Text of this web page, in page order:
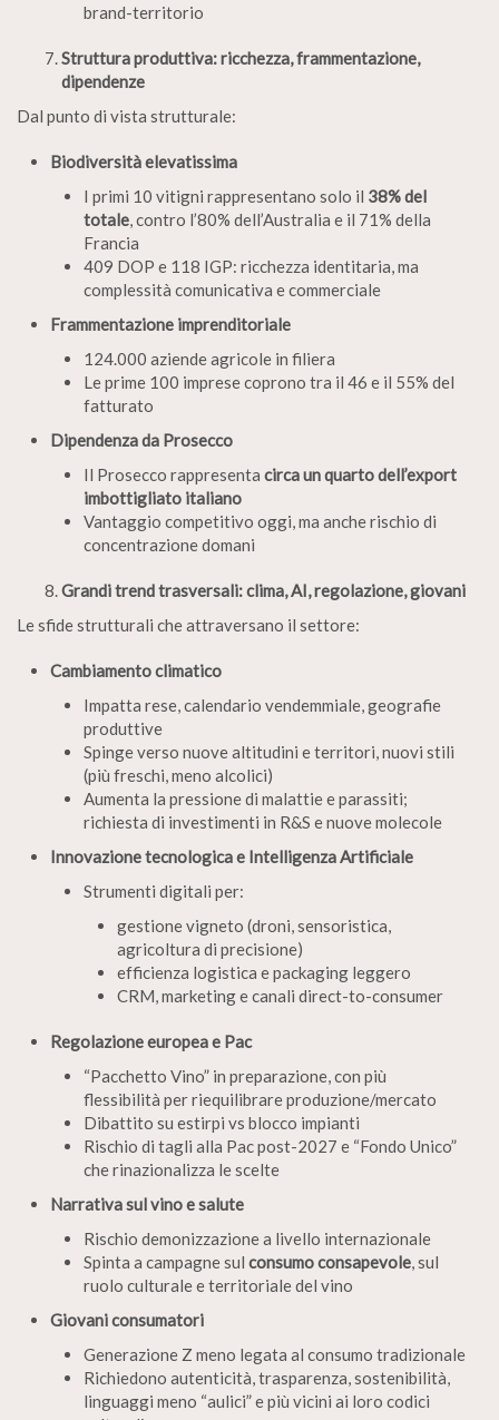
brand-territorio
Struttura produttiva: ricchezza, frammentazione,
dipendenze
Dal punto di vista strutturale:
Biodiversità elevatissima
I primi 10 vitigni rappresentano solo il 38% del
totale, contro l’80% dell’Australia e il 71% della
Francia
409 DOP e 118 IGP: ricchezza identitaria, ma
complessità comunicativa e commerciale
Frammentazione imprenditoriale
124.000 aziende agricole in filiera
Le prime 100 imprese coprono tra il 46 e il 55% del
fatturato
Dipendenza da Prosecco
Il Prosecco rappresenta circa un quarto dell’export
imbottigliato italiano
Vantaggio competitivo oggi, ma anche rischio di
concentrazione domani
Grandi trend trasversali: clima, AI, regolazione, giovani
Le sfide strutturali che attraversano il settore:
Cambiamento climatico
Impatta rese, calendario vendemmiale, geografie
produttive
Spinge verso nuove altitudini e territori, nuovi stili
(più freschi, meno alcolici)
Aumenta la pressione di malattie e parassiti;
richiesta di investimenti in R&S e nuove molecole
Innovazione tecnologica e Intelligenza Artificiale
Strumenti digitali per:
gestione vigneto (droni, sensoristica,
agricoltura di precisione)
efficienza logistica e packaging leggero
CRM, marketing e canali direct-to-consumer
Regolazione europea e Pac
“Pacchetto Vino” in preparazione, con più
flessibilità per riequilibrare produzione/mercato
Dibattito su estirpi vs blocco impianti
Rischio di tagli alla Pac post-2027 e “Fondo Unico”
che rinazionalizza le scelte
Narrativa sul vino e salute
Rischio demonizzazione a livello internazionale
Spinta a campagne sul consumo consapevole, sul
ruolo culturale e territoriale del vino
Giovani consumatori
Generazione Z meno legata al consumo tradizionale
Richiedono autenticità, trasparenza, sostenibilità,
linguaggi meno “aulici” e più vicini ai loro codici